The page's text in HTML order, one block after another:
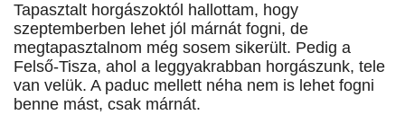
Tapasztalt horgászoktól hallottam, hogy
szeptemberben lehet jól márnát fogni, de
megtapasztalnom még sosem sikerült. Pedig a
Felső-Tisza, ahol a leggyakrabban horgászunk, tele
van velük. A paduc mellett néha nem is lehet fogni
benne mást, csak márnát.